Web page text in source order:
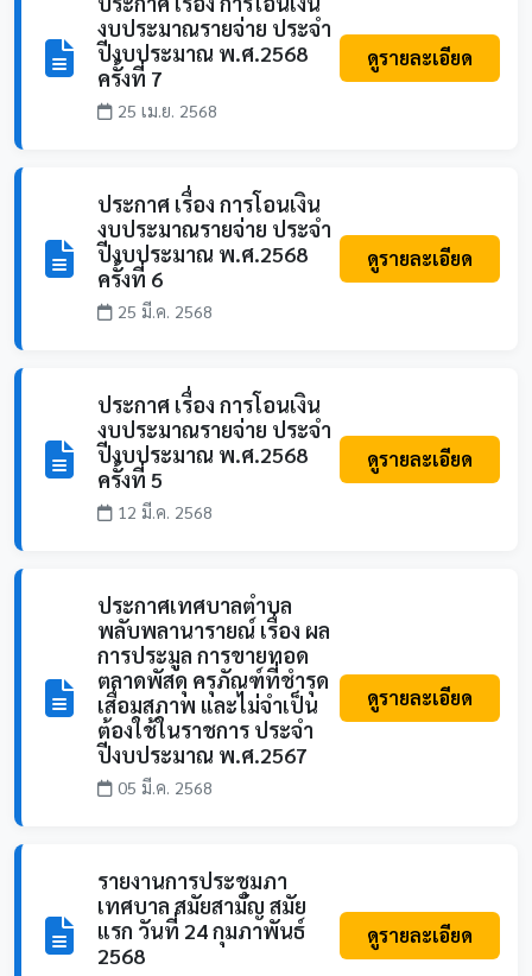
งบประมาณรายจ่าย ประจำ
ปีงบประมาณ พ.ศ.2568
ครั้งที่ 7
25 เม.ย. 2568
ดูรายละเอียด
ประกาศ เรื่อง การโอนเงิน
งบประมาณรายจ่าย ประจำ
ปีงบประมาณ พ.ศ.2568
ครั้งที่ 6
25 มี.ค. 2568
ดูรายละเอียด
ประกาศ เรื่อง การโอนเงิน
งบประมาณรายจ่าย ประจำ
ปีงบประมาณ พ.ศ.2568
ครั้งที่ 5
12 มี.ค. 2568
ดูรายละเอียด
ประกาศเทศบาลตำบล
พลับพลานารายณ์ เรื่อง ผล
การประมูล การขายทอด
ตลาดพัสดุ ครุภัณฑ์ที่ชำรุด
เสื่อมสภาพ และไม่จำเป็น
ต้องใช้ในราชการ ประจำ
ปีงบประมาณ พ.ศ.2567
05 มี.ค. 2568
ดูรายละเอียด
รายงานการประชุมภา
เทศบาล สมัยสามัญ สมัย
แรก วันที่ 24 กุมภาพันธ์
2568
ดูรายละเอียด